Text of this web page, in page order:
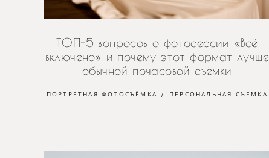
ТОП-5 вопросов о фотосессии «Всё
включено» и почему этот формат лучше
обычной почасовой съёмки
ПОРТРЕТНАЯ ФОТОСЪЁМКА ПЕРСОНАЛЬНАЯ СЪЕМКА